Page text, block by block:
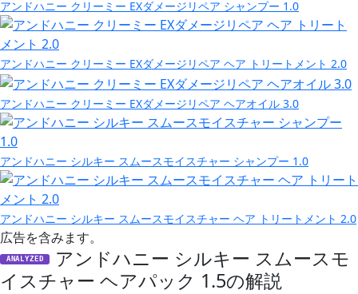
アンドハニー クリーミー EXダメージリペア シャンプー 1.0
アンドハニー クリーミー EXダメージリペア ヘア トリートメント 2.0
アンドハニー クリーミー EXダメージリペア ヘアオイル 3.0
アンドハニー シルキー スムースモイスチャー シャンプー 1.0
アンドハニー シルキー スムースモイスチャー ヘア トリートメント 2.0
広告を含みます。
ANALYZED
アンドハニー シルキー スムースモ
イスチャー ヘアパック 1.5の解説